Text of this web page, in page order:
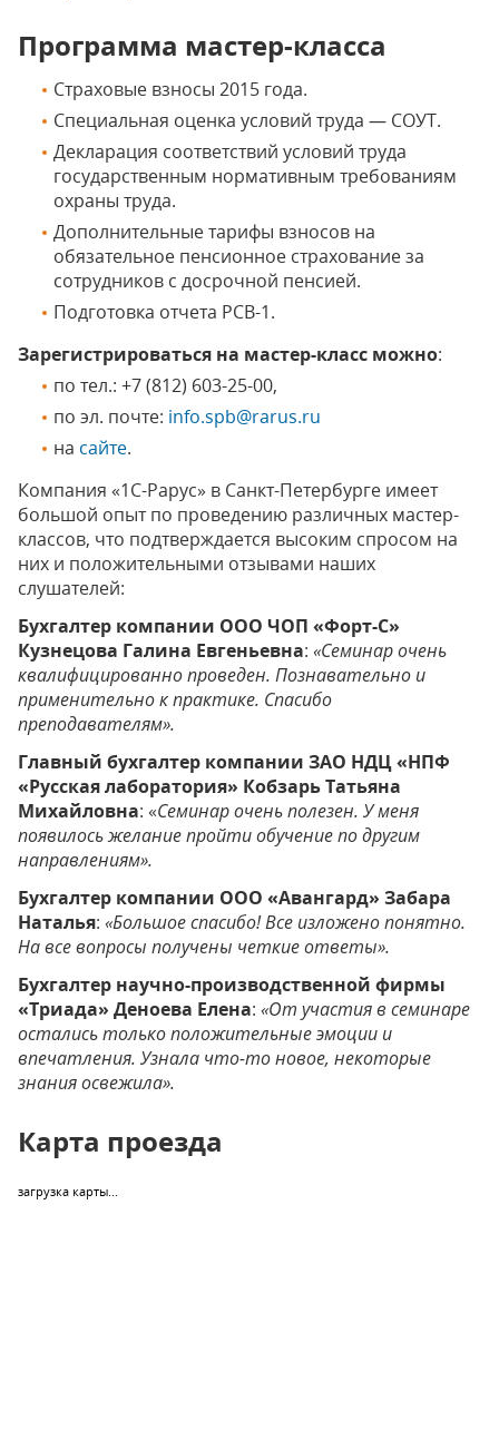
Программа мастер-класса
Страховые взносы 2015 года.
Специальная оценка условий труда — СОУТ.
Декларация соответствий условий труда
государственным нормативным требованиям
охраны труда.
Дополнительные тарифы взносов на
обязательное пенсионное страхование за
сотрудников с досрочной пенсией.
Подготовка отчета РСВ-1.
Зарегистрироваться на мастер-класс можно:
по тел.: +7 (812) 603-25-00,
по эл. почте: info.spb@rarus.ru
на сайте.
Компания «1С-Рарус» в Санкт-Петербурге имеет
большой опыт по проведению различных мастер-
классов, что подтверждается высоким спросом на
них и положительными отзывами наших
слушателей:
Бухгалтер компании ООО ЧОП «Форт-С»
Кузнецова Галина Евгеньевна: «Семинар очень
квалифицированно проведен. Познавательно и
применительно к практике. Спасибо
преподавателям».
Главный бухгалтер компании ЗАО НДЦ «НПФ
«Русская лаборатория» Кобзарь Татьяна
Михайловна: «Семинар очень полезен. У меня
появилось желание пройти обучение по другим
направлениям».
Бухгалтер компании ООО «Авангард» Забара
Наталья: «Большое спасибо! Все изложено понятно.
На все вопросы получены четкие ответы».
Бухгалтер научно-производственной фирмы
«Триада» Деноева Елена: «От участия в семинаре
остались только положительные эмоции и
впечатления. Узнала что-то новое, некоторые
знания освежила».
Карта проезда
загрузка карты...